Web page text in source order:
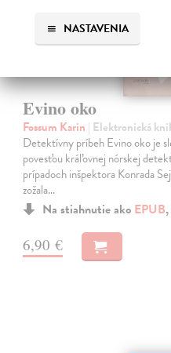
NASTAVENIA
Evino oko
Fossum Karin | Elektronická
Detektívny príbeh Evino oko je
povesťou kráľovnej nórskej
prípadoch inšpektora Konrada
zožala…
Na stiahnutie ako EPUB,
6,90 €